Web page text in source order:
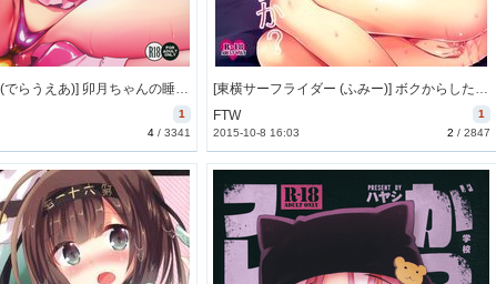
[焼肉食べたい (でらうえあ)] 卯月ちゃんの睡眠開発 ～治療と称した本気の子作りセ (THE IDOLM@STER) [別スキャン] [60M]
1
4 /3341
[東横サーフライダー (ふみー)] ボクからしたらダメなんですか？ (アイドルマスター シンデレラガールズ) [52M]
1
FTW
2 /2847
2015-10-8 16:03